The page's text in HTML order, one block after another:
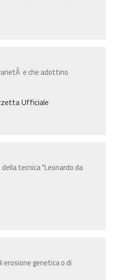
e che adottino
Ufficiale
tecnica "Leonardo da
genetica o di